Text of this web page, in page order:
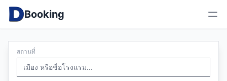
Booking
สถานที่